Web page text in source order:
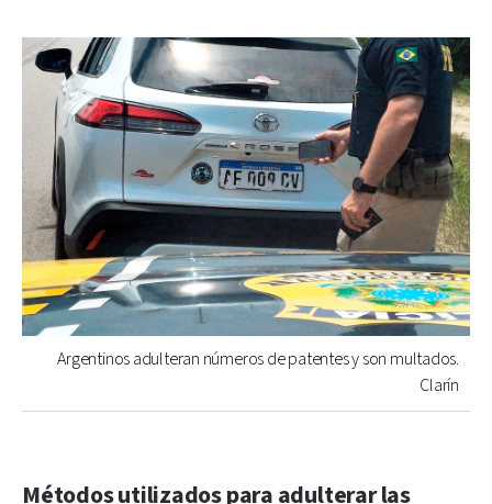
Argentinos adulteran números de patentes y son multados.
Clarín
Métodos utilizados para adulterar las